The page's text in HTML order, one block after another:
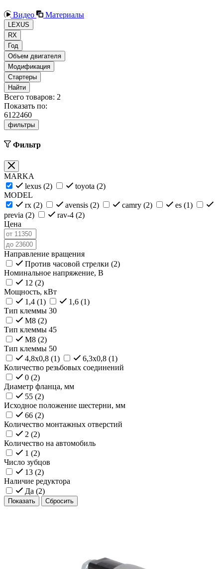
Видео Материалы
LEXUS
RX
Год
Объем двигателя
Модификация
Стартеры
Найти
Всего товаров: 2
Показать по:
6122460
фильтры
Фильтр
MARKA
lexus (2) toyota (2)
MODEL
rx (2) avensis (2) camry (2) es (1)
previa (2) rav-4 (2)
Цена
Направление вращения
Против часовой стрелки (2)
Номинальное напряжение, В
12 (2)
Мощность, кВт
1,4 (1) 1,6 (1)
Тип клеммы 30
M8 (2)
Тип клеммы 45
M8 (2)
Тип клеммы 50
4,8x0,8 (1) 6,3x0,8 (1)
Количество резьбовых соединений
0 (2)
Диаметр фланца, мм
55 (2)
Исходное положение шестерни, мм
66 (2)
Количество монтажных отверстий
2 (2)
Количество на автомобиль
1 (2)
Число зубцов
13 (2)
Наличие редуктора
Да (2)